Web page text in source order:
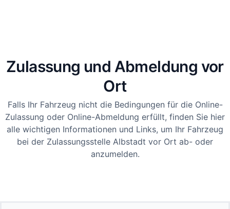
Zulassung und Abmeldung vor
Ort
Falls Ihr Fahrzeug nicht die Bedingungen für die Online-
Zulassung oder Online-Abmeldung erfüllt, finden Sie hier
alle wichtigen Informationen und Links, um Ihr Fahrzeug
bei der Zulassungsstelle Albstadt vor Ort ab- oder
anzumelden.